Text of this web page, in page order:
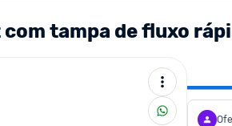
tampa de fluxo